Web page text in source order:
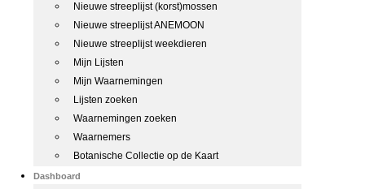
Nieuwe streeplijst (korst)mossen
Nieuwe streeplijst ANEMOON
Nieuwe streeplijst weekdieren
Mijn Lijsten
Mijn Waarnemingen
Lijsten zoeken
Waarnemingen zoeken
Waarnemers
Botanische Collectie op de Kaart
Dashboard